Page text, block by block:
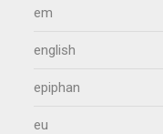
em
english
epiphan
eu